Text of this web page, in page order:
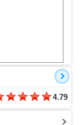
4.79